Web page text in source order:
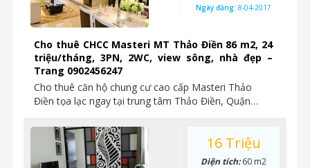
Cho thuê CHCC Masteri MT Thảo Điền 86 m2, 24
triệu/tháng, 3PN, 2WC, view sông, nhà đẹp –
Trang 0902456247
Cho thuê căn hộ chung cư cao cấp Masteri Thảo
Điền tọa lạc ngay tại trung tâm Thảo Điền, Quận…
Ngày đăng: 8-04-2017
16 Triệu
Diện tích:60 m2